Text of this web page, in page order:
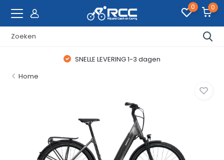
0 0
SNELLE LEVERING 1-3 dagen
Home